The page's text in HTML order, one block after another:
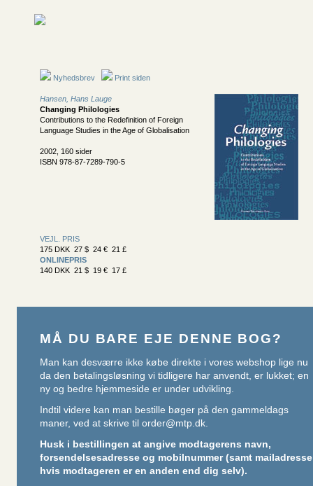
Nyhedsbrev Print siden
Hansen, Hans Lauge
Changing Philologies
Contributions to the Redefinition of Foreign
Language Studies in the Age of Globalisation
2002, 160 sider
ISBN 978-87-7289-790-5
VEJL. PRIS
175 DKK 27 $ 24 € 21 £
ONLINEPRIS
140 DKK 21 $ 19 € 17 £
MÅ DU BARE EJE DENNE BOG?
Man kan desværre ikke købe direkte i vores webshop lige nu
da den betalingsløsning vi tidligere har anvendt, er lukket; en
ny og bedre hjemmeside er under udvikling.
Indtil videre kan man bestille bøger på den gammeldags
maner, ved at skrive til order@mtp.dk.
Husk i bestillingen at angive modtagerens navn,
forsendelsesadresse og mobilnummer (samt mailadresse
hvis modtageren er en anden end dig selv).